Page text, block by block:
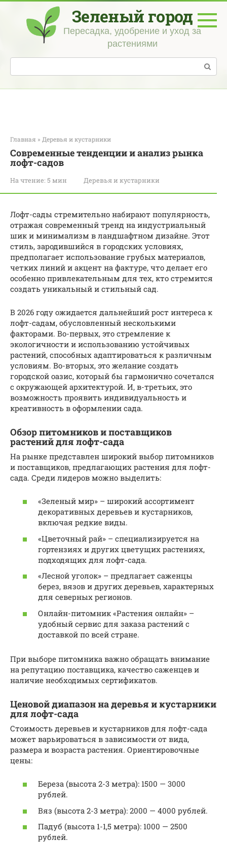
Перейти
контенту
Зеленый город
Пересадка, удобрение и уход за
растениями
Поиск:
Главная » Деревья и кустарники
Современные тенденции и анализ рынка
лофт-садов
На чтение: 5 мин Деревья и кустарники
Лофт-сады стремительно набирают популярность,
отражая современный тренд на индустриальный
шик и минимализм в ландшафтном дизайне. Этот
стиль, зародившийся в городских условиях,
предполагает использование грубых материалов,
четких линий и акцент на фактуре, что делает его
особенно привлекательным для тех, кто стремится
создать уникальный и стильный сад.
В 2026 году ожидается дальнейший рост интереса к
лофт-садам, обусловленный несколькими
факторами. Во-первых, это стремление к
экологичности и использованию устойчивых
растений, способных адаптироваться к различным
условиям. Во-вторых, это желание создать
городской оазис, который бы гармонично сочетался
с окружающей архитектурой. И, в-третьих, это
возможность проявить индивидуальность и
креативность в оформлении сада.
Обзор питомников и поставщиков
растений для лофт-сада
На рынке представлен широкий выбор питомников
и поставщиков, предлагающих растения для лофт-
сада. Среди лидеров можно выделить:
«Зеленый мир» – широкий ассортимент
декоративных деревьев и кустарников,
включая редкие виды.
«Цветочный рай» – специализируется на
гортензиях и других цветущих растениях,
подходящих для лофт-сада.
«Лесной уголок» – предлагает саженцы
берез, вязов и других деревьев, характерных
для северных регионов.
Онлайн-питомник «Растения онлайн» –
удобный сервис для заказа растений с
доставкой по всей стране.
При выборе питомника важно обращать внимание
на репутацию поставщика, качество саженцев и
наличие необходимых сертификатов.
Ценовой диапазон на деревья и кустарники
для лофт-сада
Стоимость деревьев и кустарников для лофт-сада
может варьироваться в зависимости от вида,
размера и возраста растения. Ориентировочные
цены:
Береза (высота 2-3 метра): 1500 — 3000
рублей.
Вяз (высота 2-3 метра): 2000 — 4000 рублей.
Падуб (высота 1-1,5 метра): 1000 — 2500
рублей.